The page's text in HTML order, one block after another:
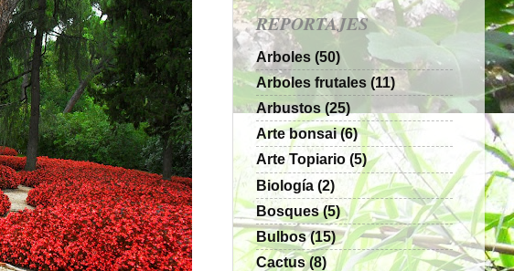
REPORTAJES
Arboles (50)
Arboles frutales (11)
Arbustos (25)
Arte bonsai (6)
Arte Topiario (5)
Biología (2)
Bosques (5)
Bulbos (15)
Cactus (8)